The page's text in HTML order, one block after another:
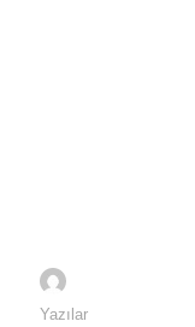
Yazılar